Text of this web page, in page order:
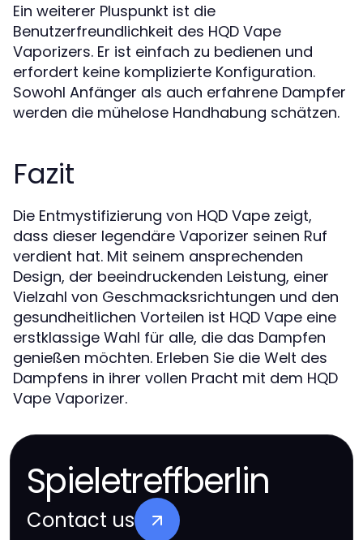
Ein weiterer Pluspunkt ist die
Benutzerfreundlichkeit des HQD Vape
Vaporizers. Er ist einfach zu bedienen und
erfordert keine komplizierte Konfiguration.
Sowohl Anfänger als auch erfahrene Dampfer
werden die mühelose Handhabung schätzen.
Fazit
Die Entmystifizierung von HQD Vape zeigt,
dass dieser legendäre Vaporizer seinen Ruf
verdient hat. Mit seinem ansprechenden
Design, der beeindruckenden Leistung, einer
Vielzahl von Geschmacksrichtungen und den
gesundheitlichen Vorteilen ist HQD Vape eine
erstklassige Wahl für alle, die das Dampfen
genießen möchten. Erleben Sie die Welt des
Dampfens in ihrer vollen Pracht mit dem HQD
Vape Vaporizer.
Spieletreffberlin
Contact us